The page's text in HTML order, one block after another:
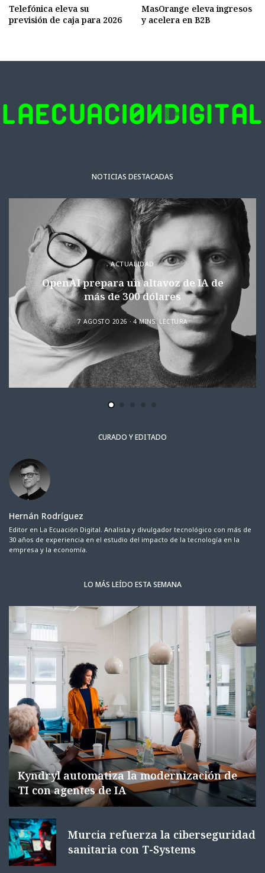
Telefónica eleva su
previsión de caja para 2026
MasOrange eleva ingresos
y acelera en B2B
NOTICIAS DESTACADAS
ACTUALIDAD
OpenAI prepara un altavoz de IA de
más de 300 dólares
7 AGOSTO 2026 4 MINS. LECTURA
CURADO Y EDITADO
Hernán Rodríguez
Editor en La Ecuación Digital. Analista y divulgador tecnológico con más de
30 años de experiencia en el estudio del impacto de la tecnología en la
empresa y la economía.
LO MÁS LEÍDO ESTA SEMANA
Kyndryl automatiza la modernización de
TI con agentes de IA
Murcia refuerza la ciberseguridad
sanitaria con T-Systems